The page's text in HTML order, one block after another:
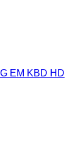
EM KBD HD